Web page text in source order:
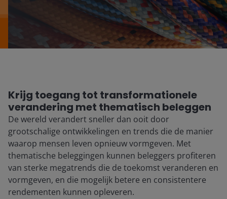
Krijg toegang tot transformationele
verandering met thematisch beleggen
De wereld verandert sneller dan ooit door
grootschalige ontwikkelingen en trends die de manier
waarop mensen leven opnieuw vormgeven. Met
thematische beleggingen kunnen beleggers profiteren
van sterke megatrends die de toekomst veranderen en
vormgeven, en die mogelijk betere en consistentere
rendementen kunnen opleveren.